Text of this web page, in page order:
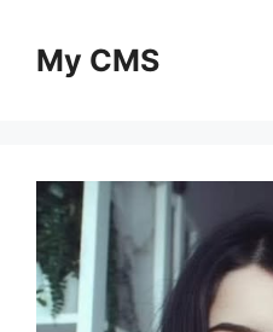
contentMy CMS